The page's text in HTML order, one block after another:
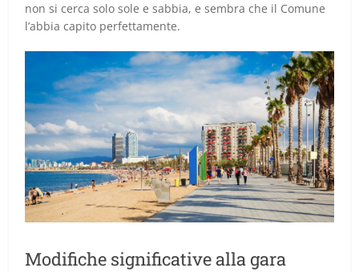
non si cerca solo sole e sabbia, e sembra che il Comune
l’abbia capito perfettamente.
Modifiche significative alla gara